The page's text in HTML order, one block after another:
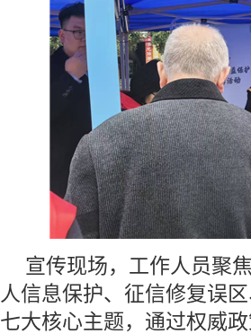
宣传现场，工作人员聚
人信息保护、征信修复误
七大核心主题，通过权威